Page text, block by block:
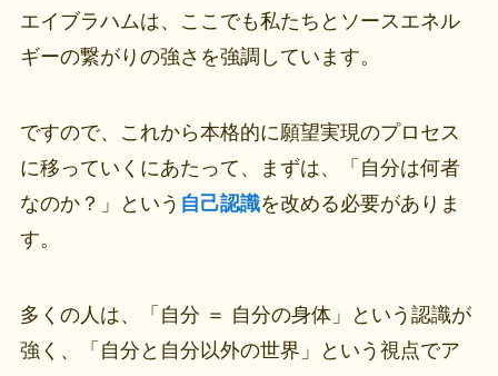
エイブラハムは、ここでも私たちとソースエネル
ギーの繋がりの強さを強調しています。
ですので、これから本格的に願望実現のプロセス
に移っていくにあたって、まずは、「自分は何者
なのか？」という 自己認識を改める必要がありま
す。
多くの人は、「自分 ＝ 自分の身体」という認識が
強く、「自分と自分以外の世界」という視点でア